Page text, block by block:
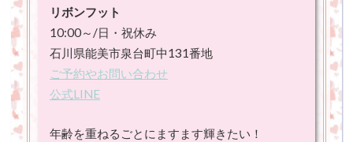
リボンフット
10:00～/日・祝休み
石川県能美市泉台町中131番地
ご予約やお問い合わせ
公式LINE
年齢を重ねるごとにますます輝きたい！